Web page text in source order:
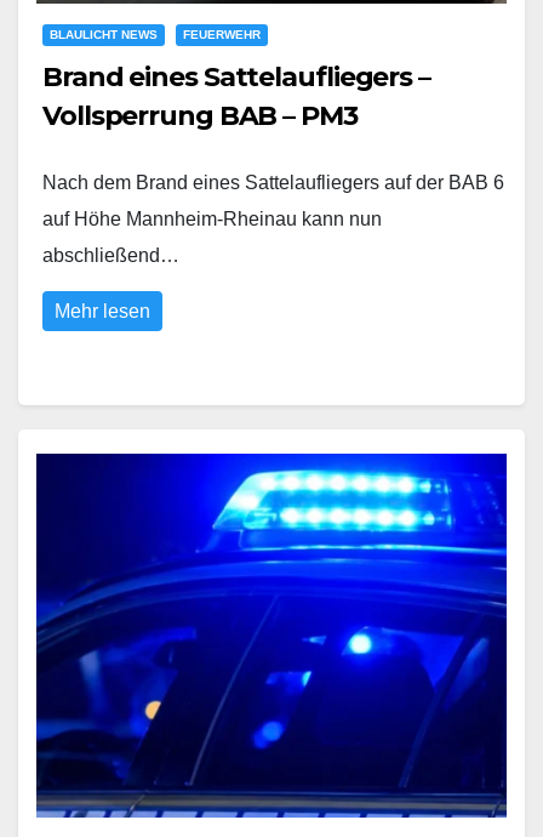
BLAULICHT NEWS FEUERWEHR
Brand eines Sattelaufliegers –
Vollsperrung BAB – PM3
Nach dem Brand eines Sattelaufliegers auf der BAB 6
auf Höhe Mannheim-Rheinau kann nun
abschließend…
Mehr lesen